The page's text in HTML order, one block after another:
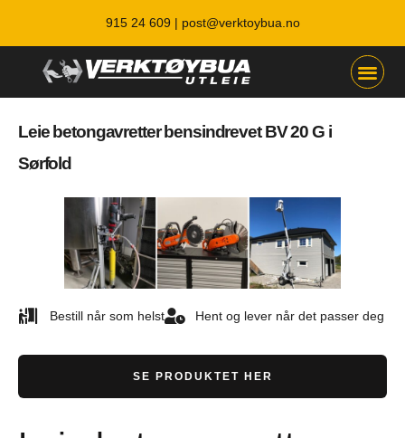
915 24 609 | post@verktoybua.no
Leie betongavretter bensindrevet BV 20 G i
Sørfold
Bestill når som helst Hent og lever når det passer deg
SE PRODUKTET HER